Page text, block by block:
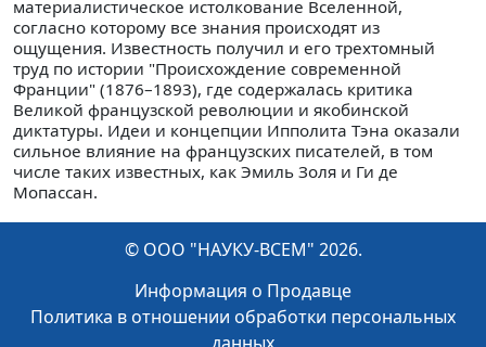
материалистическое истолкование Вселенной,
согласно которому все знания происходят из
ощущения. Известность получил и его трехтомный
труд по истории "Происхождение современной
Франции" (1876–1893), где содержалась критика
Великой французской революции и якобинской
диктатуры. Идеи и концепции Ипполита Тэна оказали
сильное влияние на французских писателей, в том
числе таких известных, как Эмиль Золя и Ги де
Мопассан.
© ООО "НАУКУ-ВСЕМ" 2026.
Информация о Продавце
Политика в отношении обработки персональных